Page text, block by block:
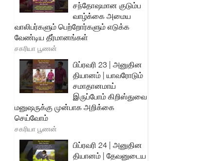
சந்தோஷமான குடும்ப
வாழ்க்கை அமைய
வாலிபர்களும் பெற்றோர்களும் எடுக்க
வேண்டிய தீர்மானங்கள்
சகரியா பூணன்
பிப்ரவரி 23 | அனுதின
தியானம் | யாவரோடும்
சமாதானமாய்
இருப்போம் கிறிஸ்துவை
மனுஷருக்கு முன்பாக அறிக்கை
செய்வோம்
சகரியா பூணன்
பிப்ரவரி 24 | அனுதின
தியானம் | தேவனுடைய